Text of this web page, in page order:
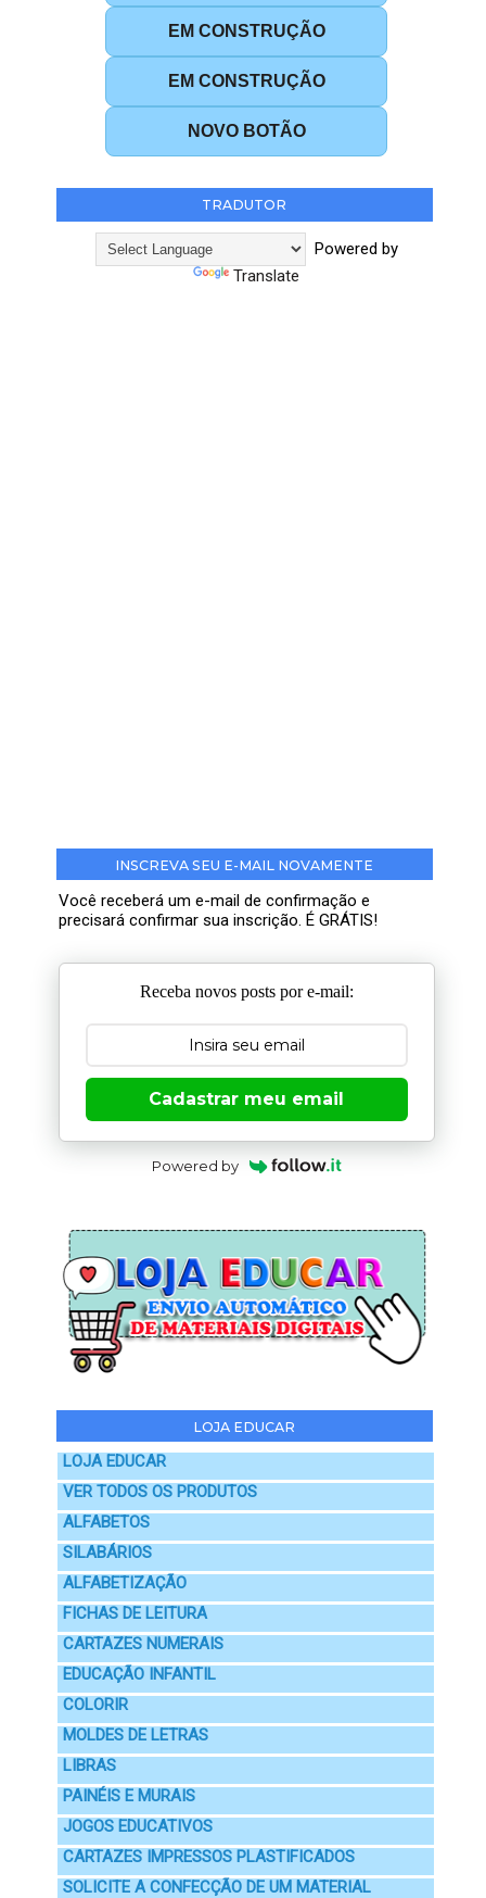
EM CONSTRUÇÃO
EM CONSTRUÇÃO
NOVO BOTÃO
TRADUTOR
Powered by
Translate
INSCREVA SEU E-MAIL NOVAMENTE
Você receberá um e-mail de confirmação e
precisará confirmar sua inscrição. É GRÁTIS!
Receba novos posts por e-mail:
Cadastrar meu email
Powered by
LOJA EDUCAR
LOJA EDUCAR
VER TODOS OS PRODUTOS
ALFABETOS
SILABÁRIOS
ALFABETIZAÇÃO
FICHAS DE LEITURA
CARTAZES NUMERAIS
EDUCAÇÃO INFANTIL
COLORIR
MOLDES DE LETRAS
LIBRAS
PAINÉIS E MURAIS
JOGOS EDUCATIVOS
CARTAZES IMPRESSOS PLASTIFICADOS
SOLICITE A CONFECÇÃO DE UM MATERIAL